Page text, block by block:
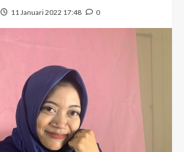
11 Januari 2022 17:48 0